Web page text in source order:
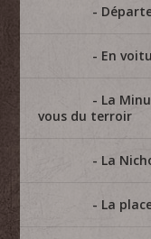
En
La
vous du terroir
La
La